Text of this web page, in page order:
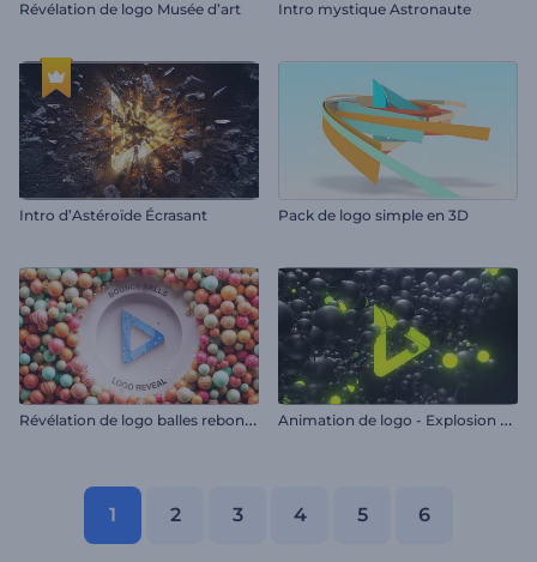
Révélation de logo Musée d’art Intro mystique Astronaute
Intro d’Astéroïde Écrasant Pack de logo simple en 3D
R
évélation de logo balles rebondissantes A
nimation de logo - Explosion moléculaire
1 2 3 4 5 6